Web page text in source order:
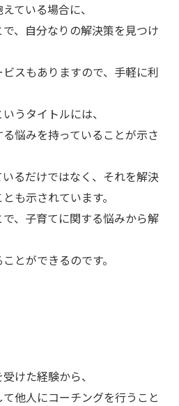
ている場合に、
、自分なりの解決策を見つけ
スもありますので、手軽に利
うタイトルには、
悩みを持っていることが示さ
るだけではなく、それを解決
も示されています。
、子育てに関する悩みから解
とができるのです。
けた経験から、
他人にコーチングを行うこと